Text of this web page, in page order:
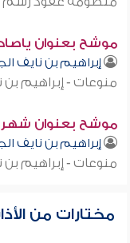
موشح بعنوان
إبراهيم بن نايف
منوعات - إبراهيم بن
موشح بعنوان شهر
إبراهيم بن نايف
منوعات - إبراهيم بن
مختارات من